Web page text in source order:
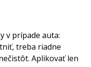
v prípade auta:
treba riadne
Aplikovať len